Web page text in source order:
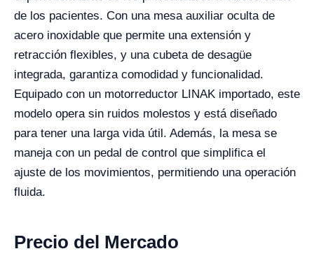
de los pacientes. Con una mesa auxiliar oculta de
acero inoxidable que permite una extensión y
retracción flexibles, y una cubeta de desagüe
integrada, garantiza comodidad y funcionalidad.
Equipado con un motorreductor LINAK importado, este
modelo opera sin ruidos molestos y está diseñado
para tener una larga vida útil. Además, la mesa se
maneja con un pedal de control que simplifica el
ajuste de los movimientos, permitiendo una operación
fluida.
Precio del Mercado